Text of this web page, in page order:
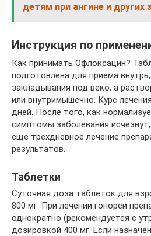
детям при ангине и других
Инструкция по
Как принимать Офлоксацин?
подготовлена для приема
закладывания под веко, а
или внутримышечно. Курс
дней. После того, как
симптомы заболевания
еще трехдневное лечение
результатов.
Таблетки
Суточная доза таблеток для
800 мг. При лечении гонореи
однократно (рекомендуется с
дозировкой 400 мг. Если